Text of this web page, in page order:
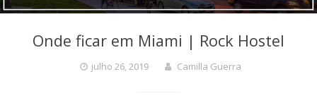
Onde ficar em Miami | Rock Hostel
julho 26, 2019 Camilla Guerra